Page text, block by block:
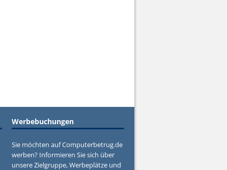
Werbebuchungen
Sie möchten auf Computerbetrug.de
werben? Informieren Sie sich über
unsere Zielgruppe, Werbeplätze und